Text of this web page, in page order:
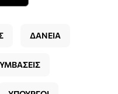
ΔΑΝΕΙΑ